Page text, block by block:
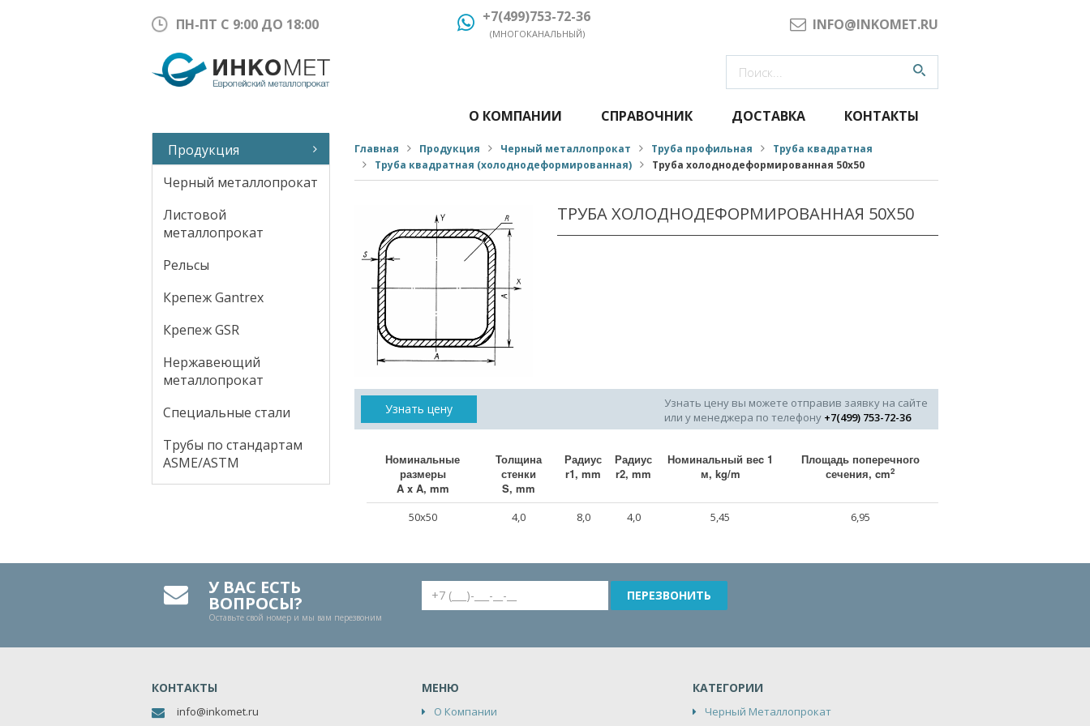
ПН-ПТ С 9:00 ДО 18:00 +7(499)753-72-36
(МНОГОКАНАЛЬНЫЙ)
INFO@INKOMET.RU
Продукция
Черный металлопрокат
Листовой
металлопрокат
Рельсы
Крепеж Gantrex
Крепеж GSR
Нержавеющий
металлопрокат
Специальные стали
Трубы по стандартам
ASME/ASTM
О КОМПАНИИ СПРАВОЧНИК ДОСТАВКА КОНТАКТЫ
Главная Продукция Черный металлопрокат Труба профильная
Труба квадратная
Труба квадратная (холоднодеформированная)
Труба холоднодеформированная 50x50
ТРУБА ХОЛОДНОДЕФОРМИРОВАННАЯ 50X50
Узнать цену
Узнать цену вы можете отправив заявку на сайте
или у менеджера по телефону +7(499) 753-72-36
Номинальные
размеры
A x A, mm
Толщина
стенки
S, mm
Радиус
r1, mm
Радиус
r2, mm
Номинальный веc 1
м, kg/m
Площадь поперечного
сечения, cm2
50x50 4,0 8,0 4,0 5,45 6,95
У ВАС ЕСТЬ
ВОПРОСЫ?
Оставьте свой номер и мы вам перезвоним
КОНТАКТЫ
info@inkomet.ru
МЕНЮ
О Компании
КАТЕГОРИИ
Черный Металлопрокат